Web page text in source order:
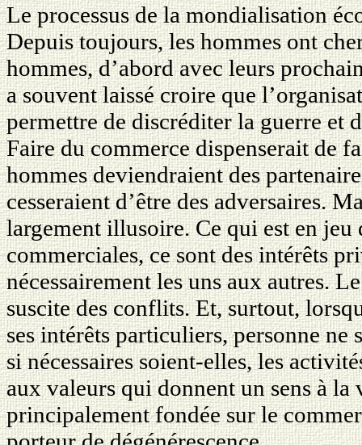
Le processus de la mondialisation
Depuis toujours, les hommes ont
hommes, d’abord avec leurs
a souvent laissé croire que
permettre de discréditer la guerre et
Faire du commerce dispenserait de
hommes deviendraient des
cesseraient d’être des adversaires.
largement illusoire. Ce qui est en jeu
commerciales, ce sont des intérêts
nécessairement les uns aux autres.
suscite des conflits. Et, surtout,
ses intérêts particuliers, personne ne
si nécessaires soient-elles, les
aux valeurs qui donnent un sens à
principalement fondée sur le